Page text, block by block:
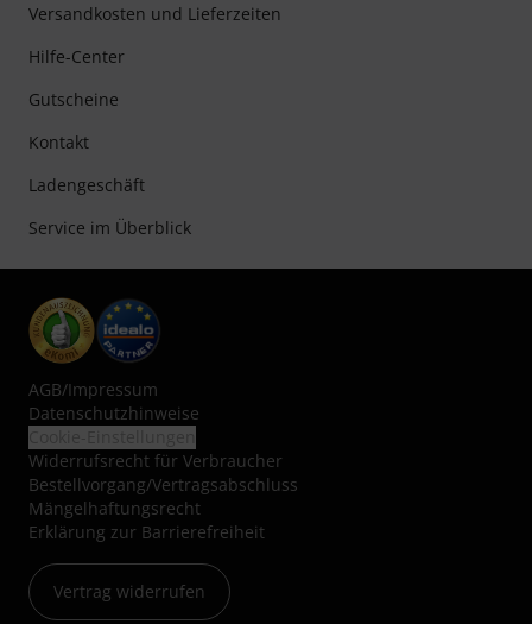
Versandkosten und Lieferzeiten
Hilfe-Center
Gutscheine
Kontakt
Ladengeschäft
Service im Überblick
AGB/Impressum
Datenschutzhinweise
Widerrufsrecht für Verbraucher
Bestellvorgang/Vertragsabschluss
Mängelhaftungsrecht
Erklärung zur Barrierefreiheit
Vertrag widerrufen